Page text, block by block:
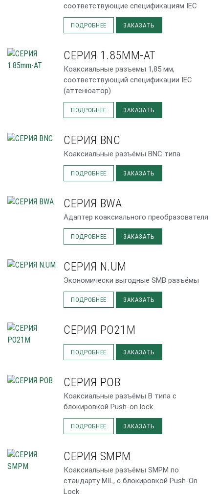
соответствующие спецификациям IEC
ПОДРОБНЕЕ ЗАКАЗАТЬ
СЕРИЯ 1.85MM-AT
Коаксиальные разъемы 1,85 мм,
соответствующий спецификации IEC
(аттенюатор)
ПОДРОБНЕЕ ЗАКАЗАТЬ
СЕРИЯ BNC
Коаксиальные разъёмы BNC типа
ПОДРОБНЕЕ ЗАКАЗАТЬ
СЕРИЯ BWA
Адаптер коаксиального преобразователя
ПОДРОБНЕЕ ЗАКАЗАТЬ
СЕРИЯ N.UM
Экономически выгодные SMB разъёмы
ПОДРОБНЕЕ ЗАКАЗАТЬ
СЕРИЯ PO21M
ПОДРОБНЕЕ ЗАКАЗАТЬ
СЕРИЯ POB
Коаксиальные разъёмы В типа с
блокировкой Push-on lock
ПОДРОБНЕЕ ЗАКАЗАТЬ
СЕРИЯ SMPM
Коаксиальные разъёмы SMPM по
стандарту MIL, с блокировкой Push-On
Lock